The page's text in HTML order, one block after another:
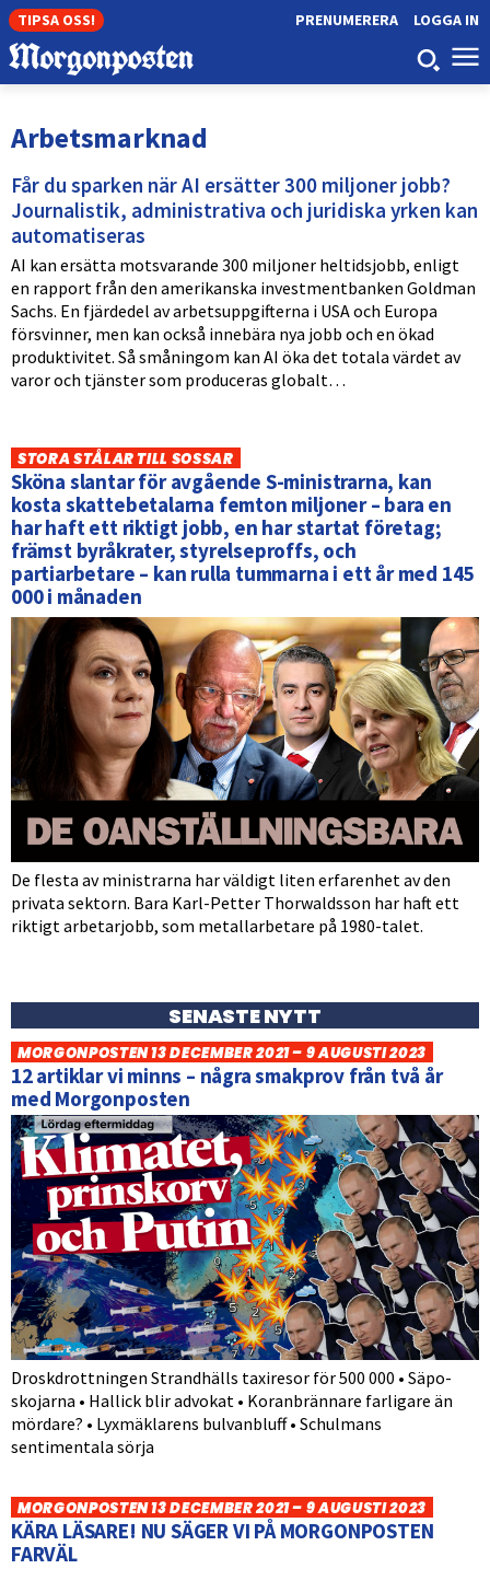
TIPSA OSS! LOGGA IN
PRENUMERERA
Arbetsmarknad
Får du sparken när AI ersätter 300 miljoner jobb?
Journalistik, administrativa och juridiska yrken kan
automatiseras
AI kan ersätta motsvarande 300 miljoner heltidsjobb, enligt
en rapport från den amerikanska investmentbanken Goldman
Sachs. En fjärdedel av arbetsuppgifterna i USA och Europa
försvinner, men kan också innebära nya jobb och en ökad
produktivitet. Så småningom kan AI öka det totala värdet av
varor och tjänster som produceras globalt…
STORA STÅLAR TILL SOSSAR
Sköna slantar för avgående S-ministrarna, kan
kosta skattebetalarna femton miljoner – bara en
har haft ett riktigt jobb, en har startat företag;
främst byråkrater, styrelseproffs, och
partiarbetare – kan rulla tummarna i ett år med 145
000 i månaden
De flesta av ministrarna har väldigt liten erfarenhet av den
privata sektorn. Bara Karl-Petter Thorwaldsson har haft ett
riktigt arbetarjobb, som metallarbetare på 1980-talet.
SENASTE NYTT
MORGONPOSTEN 13 DECEMBER 2021 – 9 AUGUSTI 2023
12 artiklar vi minns – några smakprov från två år
med Morgonposten
Droskdrottningen Strandhälls taxiresor för 500 000 • Säpo-
skojarna • Hallick blir advokat • Koranbrännare farligare än
mördare? • Lyxmäklarens bulvanbluff • Schulmans
sentimentala sörja
MORGONPOSTEN 13 DECEMBER 2021 – 9 AUGUSTI 2023
KÄRA LÄSARE! NU SÄGER VI PÅ MORGONPOSTEN
FARVÄL